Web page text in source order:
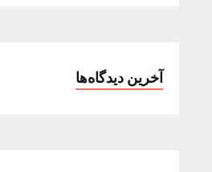
آخرین دیدگاه‌ها